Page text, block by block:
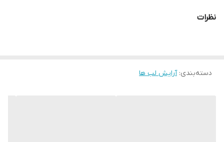
پایان مات: رژلب ها یک روکش مات شیک ارائه می دهند و ظاهری
نظرات
دسته‌بندی:آرایش لب ها